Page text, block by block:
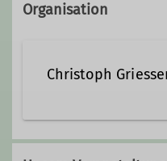
Organisation
Christoph